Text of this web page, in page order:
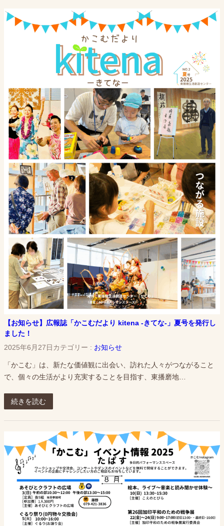
【お知らせ】広報誌「かこむだより kitena -きてな-」夏号を発行し
ました！
2025年6月27日 カテゴリー : お知らせ
「かこむ」は、新たな価値観に出会い、訪れた人々がつながること
で、個々の生活がより充実することを目指す、東播磨地…
続きを読む